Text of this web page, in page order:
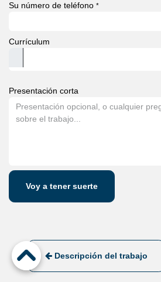
Su número de teléfono *
Currículum
Presentación corta
Voy a tener suerte
Descripción del trabajo